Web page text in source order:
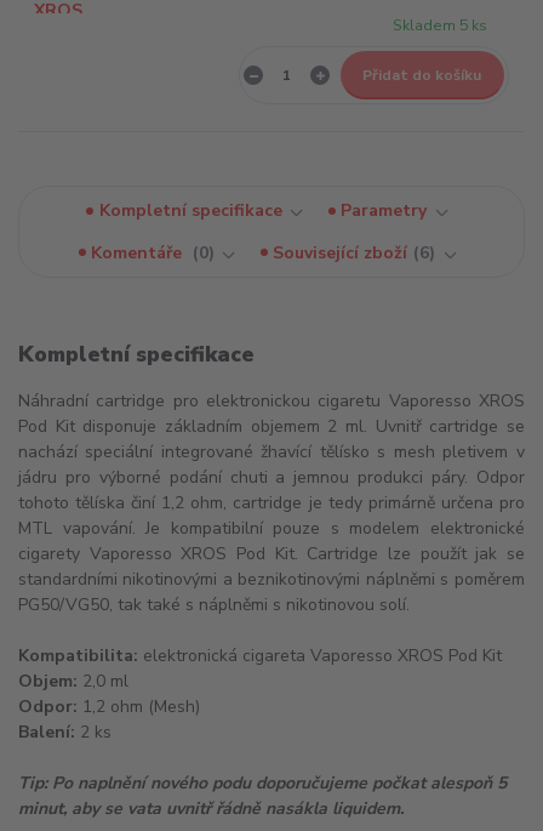
Skladem 5 ks
Přidat do košíku
Kompletní specifikace
Parametry
Komentáře
0 Související zboží 6
Kompletní specifikace
Náhradní cartridge pro elektronickou cigaretu Vaporesso XROS
Pod Kit disponuje základním objemem 2 ml. Uvnitř cartridge se
nachází speciální integrované žhavící tělísko s mesh pletivem v
jádru pro výborné podání chuti a jemnou produkci páry. Odpor
tohoto tělíska činí 1,2 ohm, cartridge je tedy primárně určena pro
MTL vapování. Je kompatibilní pouze s modelem elektronické
cigarety Vaporesso XROS Pod Kit. Cartridge lze použít jak se
standardními nikotinovými a beznikotinovými náplněmi s poměrem
PG50/VG50, tak také s náplněmi s nikotinovou solí.
Kompatibilita: elektronická cigareta Vaporesso XROS Pod Kit
Objem: 2,0 ml
Odpor: 1,2 ohm (Mesh)
Balení: 2 ks
Tip: Po naplnění nového podu doporučujeme počkat alespoň 5
minut, aby se vata uvnitř řádně nasákla liquidem.